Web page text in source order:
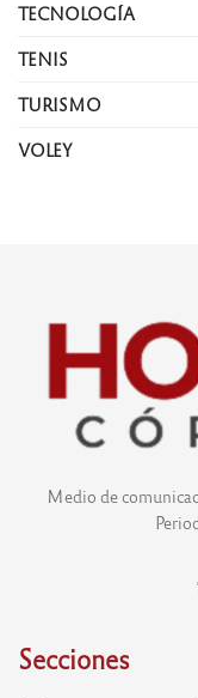
TECNOLOGÍA
TENIS
TURISMO
VOLEY
Medio de
Secciones